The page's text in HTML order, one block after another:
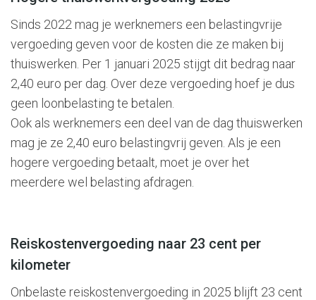
Sinds 2022 mag je werknemers een belastingvrije
vergoeding geven voor de kosten die ze maken bij
thuiswerken. Per 1 januari 2025 stijgt dit bedrag naar
2,40 euro per dag. Over deze vergoeding hoef je dus
geen loonbelasting te betalen.
Ook als werknemers een deel van de dag thuiswerken
mag je ze 2,40 euro belastingvrij geven. Als je een
hogere vergoeding betaalt, moet je over het
meerdere wel belasting afdragen.
Reiskostenvergoeding naar 23 cent per
kilometer
Onbelaste reiskostenvergoeding in 2025 blijft 23 cent